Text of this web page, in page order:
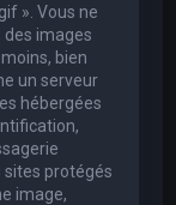
». Vous ne
des images
bien
un serveur
hébergées
sites protégés
image,